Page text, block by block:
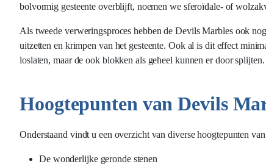
bolvormig gesteente overblijft, noemen we sferoïdale- of
Als tweede verweringsproces hebben de Devils Marbles ook
uitzetten en krimpen van het gesteente. Ook al is dit effect
loslaten, maar de ook blokken als geheel kunnen er door splijten.
Hoogtepunten van Devils
Onderstaand vindt u een overzicht van diverse hoogtepunten
De wonderlijke geronde stenen